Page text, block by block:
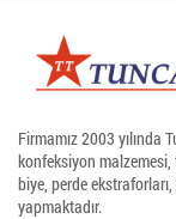
Firmamız 2003 yılında
konfeksiyon malzemesi,
biye, perde ekstraforları,
yapmaktadır.